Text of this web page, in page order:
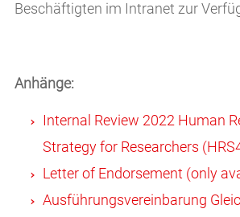
Beschäftigten im Intranet zur
Anhänge:
Internal Review 2022 Human
Strategy for Researchers
Letter of Endorsement (only
Ausführungsvereinbarung